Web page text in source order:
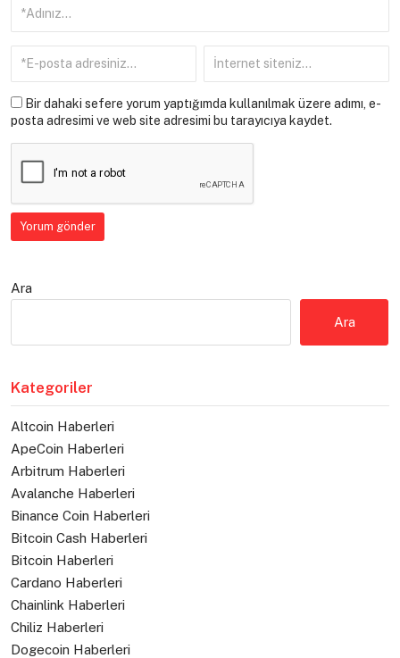
Bir dahaki sefere yorum yaptığımda kullanılmak üzere adımı, e-
posta adresimi ve web site adresimi bu tarayıcıya kaydet.
Ara
Ara
Kategoriler
Altcoin Haberleri
ApeCoin Haberleri
Arbitrum Haberleri
Avalanche Haberleri
Binance Coin Haberleri
Bitcoin Cash Haberleri
Bitcoin Haberleri
Cardano Haberleri
Chainlink Haberleri
Chiliz Haberleri
Dogecoin Haberleri